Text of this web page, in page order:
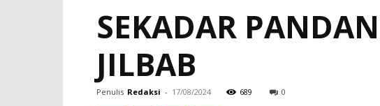
SEKADAR
JILBAB
Penulis Redaksi - 17/08/2024 689 0